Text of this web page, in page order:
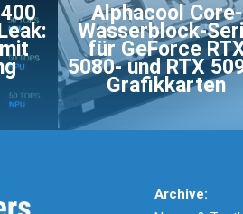
Alphacool Core-
Wasserblock-
für GeForce
5080- und RTX
Grafikkarten
Archive: